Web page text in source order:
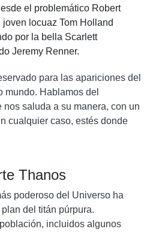
el problemático Robert
joven locuaz Tom Holland
por la bella Scarlett
Jeremy Renner.
para las apariciones del
mundo. Hablamos del
saluda a su manera, con un
cualquier caso, estés donde
Thanos
poderoso del Universo ha
del titán púrpura.
incluidos algunos